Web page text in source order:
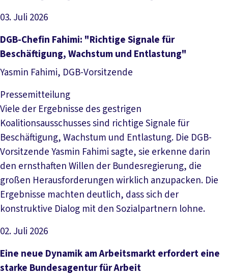
03. Juli 2026
Artikel lesen
DGB-Chefin Fahimi: "Richtige Signale für
Beschäftigung, Wachstum und Entlastung"
Yasmin Fahimi, DGB-Vorsitzende
Pressemitteilung
Viele der Ergebnisse des gestrigen
Koalitionsausschusses sind richtige Signale für
Beschäftigung, Wachstum und Entlastung. Die DGB-
Vorsitzende Yasmin Fahimi sagte, sie erkenne darin
den ernsthaften Willen der Bundesregierung, die
großen Herausforderungen wirklich anzupacken. Die
Ergebnisse machten deutlich, dass sich der
konstruktive Dialog mit den Sozialpartnern lohne.
02. Juli 2026
Artikel lesen
Eine neue Dynamik am Arbeitsmarkt erfordert eine
starke Bundesagentur für Arbeit